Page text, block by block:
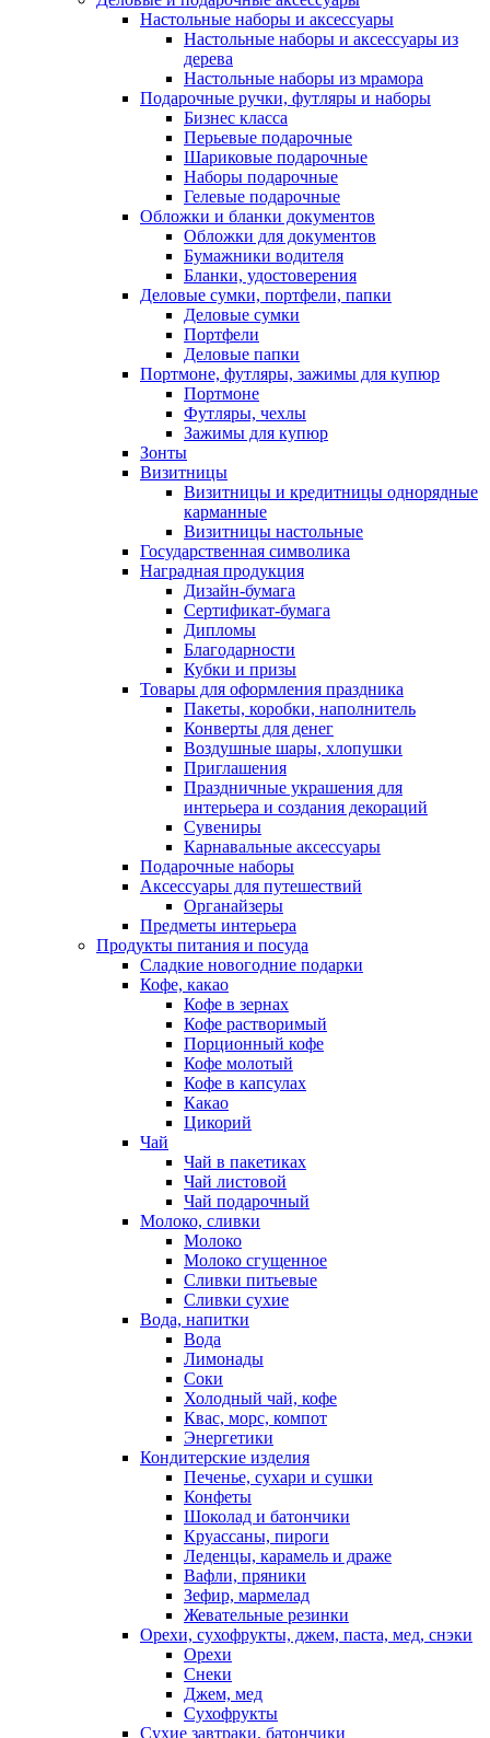
Настольные наборы и аксессуары
Настольные наборы и аксессуары из
дерева
Настольные наборы из мрамора
Подарочные ручки, футляры и наборы
Бизнес класса
Перьевые подарочные
Шариковые подарочные
Наборы подарочные
Гелевые подарочные
Обложки и бланки документов
Обложки для документов
Бумажники водителя
Бланки, удостоверения
Деловые сумки, портфели, папки
Деловые сумки
Портфели
Деловые папки
Портмоне, футляры, зажимы для купюр
Портмоне
Футляры, чехлы
Зажимы для купюр
Зонты
Визитницы
Визитницы и кредитницы однорядные
карманные
Визитницы настольные
Государственная символика
Наградная продукция
Дизайн-бумага
Сертификат-бумага
Дипломы
Благодарности
Кубки и призы
Товары для оформления праздника
Пакеты, коробки, наполнитель
Конверты для денег
Воздушные шары, хлопушки
Приглашения
Праздничные украшения для
интерьера и создания декораций
Сувениры
Карнавальные аксессуары
Подарочные наборы
Аксессуары для путешествий
Органайзеры
Предметы интерьера
Продукты питания и посуда
Сладкие новогодние подарки
Кофе, какао
Кофе в зернах
Кофе растворимый
Порционный кофе
Кофе молотый
Кофе в капсулах
Какао
Цикорий
Чай
Чай в пакетиках
Чай листовой
Чай подарочный
Молоко, сливки
Молоко
Молоко сгущенное
Сливки питьевые
Сливки сухие
Вода, напитки
Вода
Лимонады
Соки
Холодный чай, кофе
Квас, морс, компот
Энергетики
Кондитерские изделия
Печенье, сухари и сушки
Конфеты
Шоколад и батончики
Круассаны, пироги
Леденцы, карамель и драже
Вафли, пряники
Зефир, мармелад
Жевательные резинки
Орехи, сухофрукты, джем, паста, мед, снэки
Орехи
Снеки
Джем, мед
Сухофрукты
Сухие завтраки, батончики